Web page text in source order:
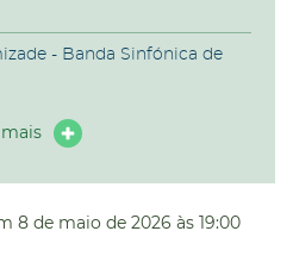
- Banda Sinfónica de
8 de maio de 2026 às 19:00